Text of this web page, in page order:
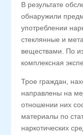
В результате
обнаружили
употреблении
стеклянные и
веществами. По
комплексная
Трое граждан,
направлены на
отношении них
материалы по
наркотических